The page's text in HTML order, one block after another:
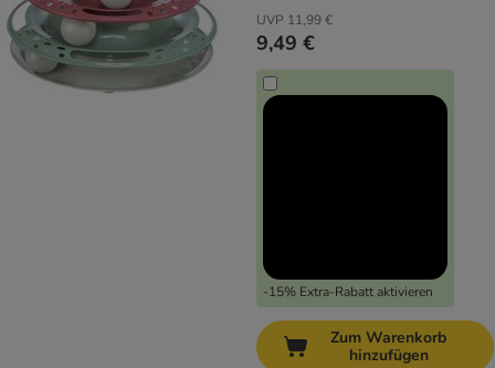
UVP 11,99 €
9,49 €
-15% Extra-Rabatt aktivieren
Zum Warenkorb
hinzufügen